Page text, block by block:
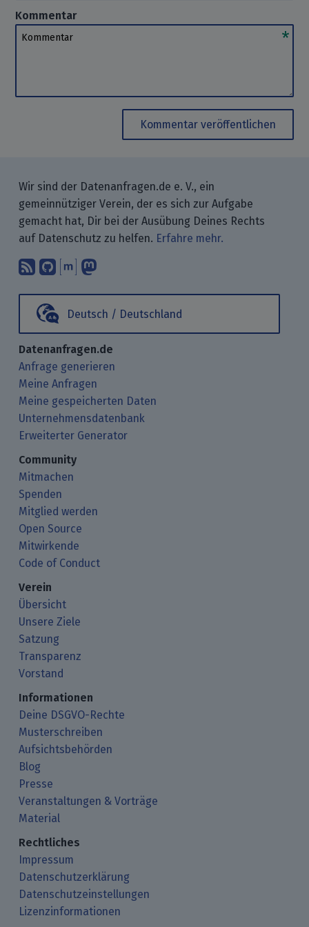
Kommentar
Kommentar
Kommentar veröffentlichen
Wir sind der Datenanfragen.de e. V., ein
gemeinnütziger Verein, der es sich zur Aufgabe
gemacht hat, Dir bei der Ausübung Deines Rechts
auf Datenschutz zu helfen. Erfahre mehr.
Abonniere unsere Blogbeiträge mit
Finde uns bei GitHub.
Unterhalte Dich mit uns über
Deutsch / Deutschland
Datenanfragen.de
Anfrage generieren
Meine Anfragen
Meine gespeicherten Daten
Unternehmensdatenbank
Erweiterter Generator
Community
Mitmachen
Spenden
Mitglied werden
Open Source
Mitwirkende
Code of Conduct
Verein
Übersicht
Unsere Ziele
Satzung
Transparenz
Vorstand
Informationen
Deine DSGVO-Rechte
Musterschreiben
Aufsichtsbehörden
Blog
Presse
Veranstaltungen & Vorträge
Material
Rechtliches
Impressum
Datenschutzerklärung
Datenschutzeinstellungen
Lizenzinformationen